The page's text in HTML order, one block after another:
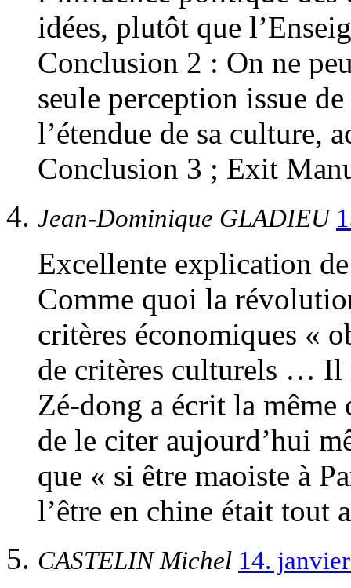
idées, plutôt que
Conclusion 2 : On ne
seule perception issue
l’étendue de sa culture,
Conclusion 3 ; Exit
Jean-Dominique GLADIEU
Excellente explication
Comme quoi la
critères économiques «
de critères culturels … Il
Zé-dong a écrit la
de le citer aujourd’hui
que « si être maoiste à
l’être en chine était tout
CASTELIN Michel 14.